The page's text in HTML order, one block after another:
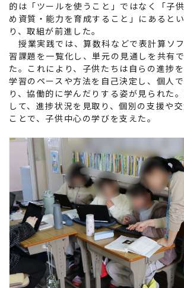
的は「ツールを使うこと」ではなく「子
め資質・能力を育成すること」にあると
り、取組が前進した。
授業実践では、算数科などで表計算ソ
習課題を一覧化し、単元の見通しを共有
た。これにより、子供たちは自らの進捗を
学習のペースや方法を自己決定し、個人
り、協働的に学んだりする姿が見られた
して、進捗状況を見取り、個別の支援や
ことで、子供中心の学びを支えた。